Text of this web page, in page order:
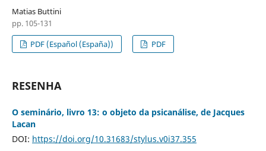
Matias Buttini
pp. 105-131
PDF (Español (España))
PDF
RESENHA
O seminário, livro 13: o objeto da psicanálise, de Jacques
Lacan
DOI: https://doi.org/10.31683/stylus.v0i37.355